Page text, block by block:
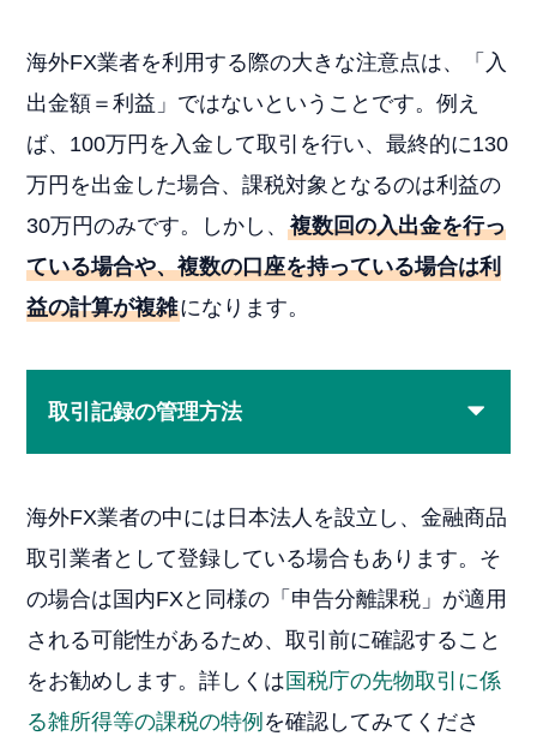
海外FX業者を利用する際の大きな注意点は、「入
出金額＝利益」ではないということです。例え
ば、100万円を入金して取引を行い、最終的に130
万円を出金した場合、課税対象となるのは利益の
30万円のみです。しかし、複数回の入出金を行っ
ている場合や、複数の口座を持っている場合は利
益の計算が複雑になります。
取引記録の管理方法
海外FX業者の中には日本法人を設立し、金融商品
取引業者として登録している場合もあります。そ
の場合は国内FXと同様の「申告分離課税」が適用
される可能性があるため、取引前に確認すること
をお勧めします。詳しくは 国税庁の先物取引に係
る雑所得等の課税の特例 を確認してみてくださ